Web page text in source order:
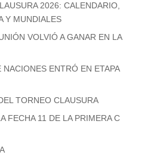
2026: CALENDARIO,
Y MUNDIALES
VOLVIÓ A GANAR EN LA
NACIONES ENTRÓ EN ETAPA
TORNEO CLAUSURA
FECHA 11 DE LA PRIMERA C